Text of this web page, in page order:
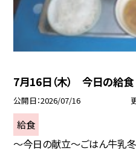
7月16日（木） 今日の給食
公開日 2026/07/16
給食
～今日の献立～ごはん牛乳